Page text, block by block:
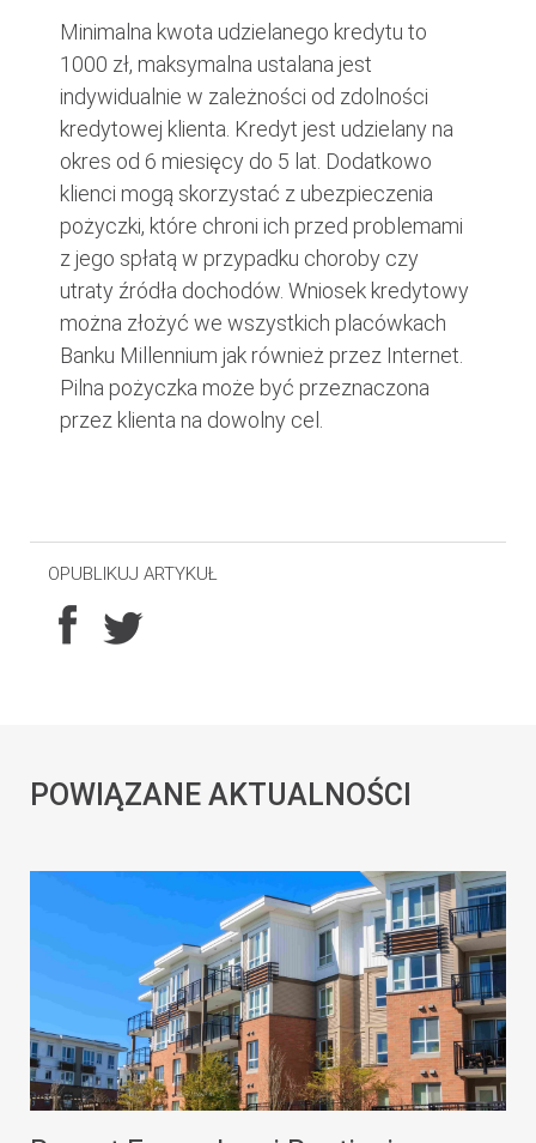
Minimalna kwota udzielanego kredytu to
1000 zł, maksymalna ustalana jest
indywidualnie w zależności od zdolności
kredytowej klienta. Kredyt jest udzielany na
okres od 6 miesięcy do 5 lat. Dodatkowo
klienci mogą skorzystać z ubezpieczenia
pożyczki, które chroni ich przed problemami
z jego spłatą w przypadku choroby czy
utraty źródła dochodów. Wniosek kredytowy
można złożyć we wszystkich placówkach
Banku Millennium jak również przez Internet.
Pilna pożyczka może być przeznaczona
przez klienta na dowolny cel.
OPUBLIKUJ ARTYKUŁ
POWIĄZANE AKTUALNOŚCI